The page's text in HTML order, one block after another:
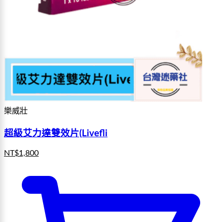
樂威壯
超級艾力達雙效片(Livefli
NT$1,800